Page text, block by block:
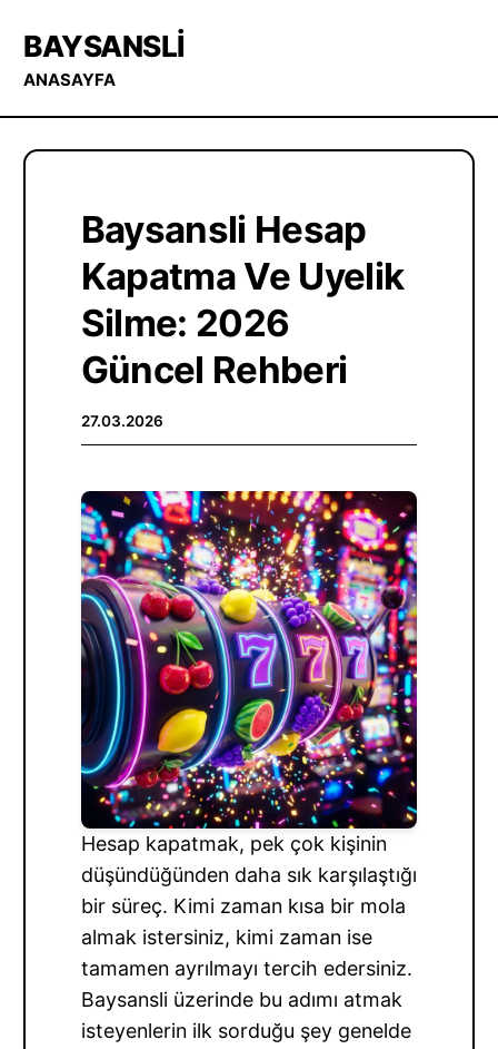
BAYSANSLI
ANASAYFA
Baysansli Hesap
Kapatma Ve Uyelik
Silme: 2026
Güncel Rehberi
27.03.2026
Hesap kapatmak, pek çok kişinin
düşündüğünden daha sık karşılaştığı
bir süreç. Kimi zaman kısa bir mola
almak istersiniz, kimi zaman ise
tamamen ayrılmayı tercih edersiniz.
Baysansli üzerinde bu adımı atmak
isteyenlerin ilk sorduğu şey genelde